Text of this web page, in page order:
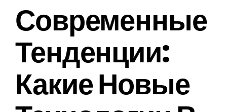
Современные
Тенденции:
Какие Новые